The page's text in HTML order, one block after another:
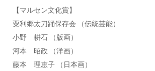
【マルセン文化賞】
粟利郷太刀踊保存会 （伝統芸能）
小野 耕石 （版画）
河本 昭政 （洋画）
藤本 理恵子 （日本画）